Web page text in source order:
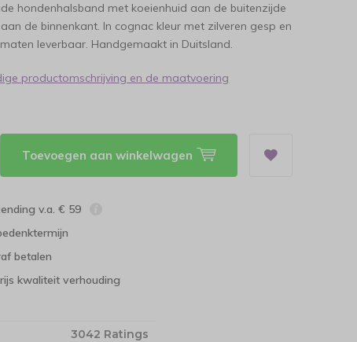
hondenhalsband met koeienhuid aan de buitenzijde
de binnenkant. In cognac kleur met zilveren gesp en
leverbaar. Handgemaakt in Duitsland.
productomschrijving en de maatvoering
Toevoegen aan winkelwagen
v.a. € 59
betalen
kwaliteit verhouding
3042 Ratings